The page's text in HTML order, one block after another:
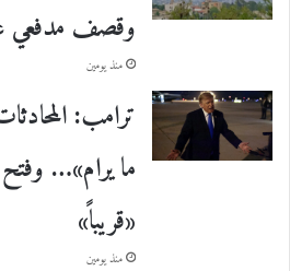
وقصف مدفعي
منذ يومين
ترامب:
ما يرام»…
«قريباً»
منذ يومين